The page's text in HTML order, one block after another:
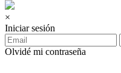
×
Iniciar sesión
Olvidé mi contraseña